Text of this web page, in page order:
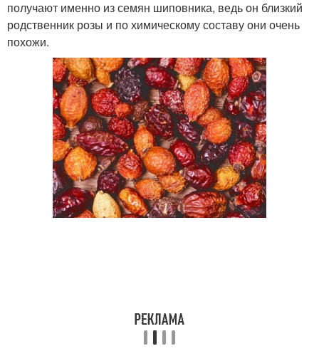
получают именно из семян шиповника, ведь он близкий
родственник розы и по химическому составу они очень
похожи.